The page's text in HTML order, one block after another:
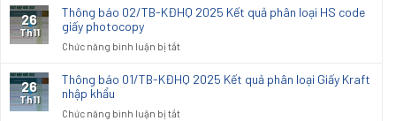
quả
loại
quan
báo
2025
quả
loại
26
Th11
Thông báo 02/TB-KĐHQ 2025 Kết quả phân loại HS code
giấy photocopy
Chức năng bình luận bị tắtở
báo
26
Th11
Thông báo 01/TB-KĐHQ 2025 Kết quả phân loại Giấy Kraft
nhập khẩu
Chức năng bình luận bị tắtở